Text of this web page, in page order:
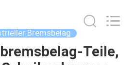
Bremsbelag
Teile,